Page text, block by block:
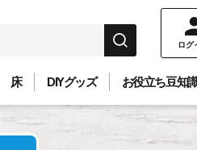
ログ
床 DIYグッズ お役立ち豆知